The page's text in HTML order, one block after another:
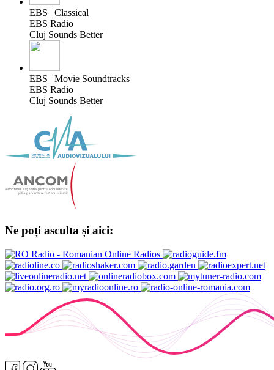
EBS | Classical
EBS Radio
Cluj Sounds Better
EBS | Movie Soundtracks
EBS Radio
Cluj Sounds Better
Ne poți asculta și aici: